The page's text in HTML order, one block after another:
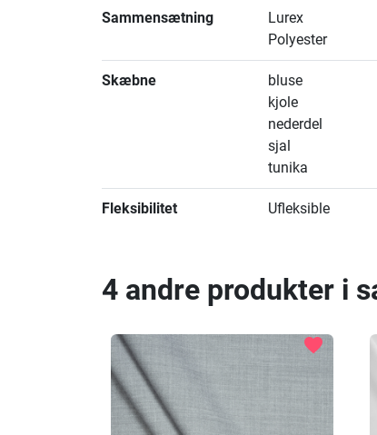
Sammensætning
Lurex
Polyester
Skæbne
bluse
kjole
nederdel
sjal
tunika
Fleksibilitet Ufleksible
4 andre produkter i
favorite